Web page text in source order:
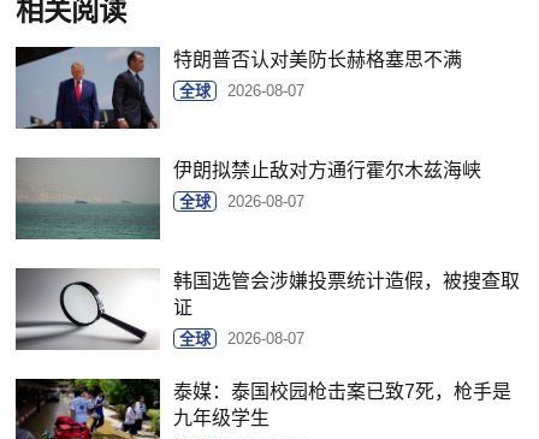
相关阅读
特朗普否认对美防长赫格塞思不满
全球 2026-08-07
伊朗拟禁止敌对方通行霍尔木兹海峡
全球 2026-08-07
韩国选管会涉嫌投票统计造假，被搜查取
证
全球 2026-08-07
泰媒：泰国校园枪击案已致7死，枪手是
九年级学生